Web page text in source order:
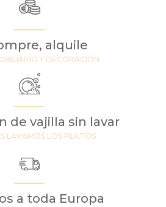
alquile
Y DECORACIÓN
de vajilla sin lavar
LAVAMOS LOS PLATOS
a toda Europa